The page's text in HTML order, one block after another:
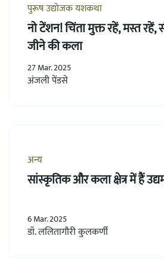
पुरूष उद्योजक यशकथा
नो टेंशन! चिंता मुक्त रहें, मस्त
जीने की कला
27 Mar. 2025
अंजली पेंडसे
अन्य
सांस्कृतिक और कला क्षेत्र में हैं
6 Mar. 2025
डॉ. ललितागौरी कुलकर्णी